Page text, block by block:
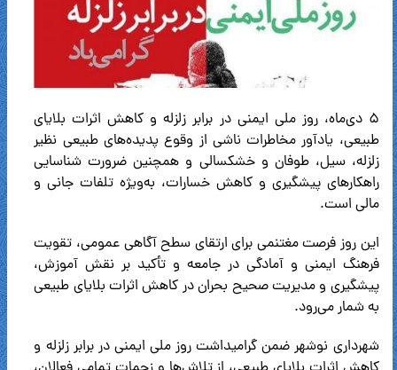
۵ دی‌ماه، روز ملی ایمنی در برابر زلزله و کاهش اثرات بلایای
طبیعی، یادآور مخاطرات ناشی از وقوع پدیده‌های طبیعی نظیر
زلزله، سیل، طوفان و خشکسالی و همچنین ضرورت شناسایی
راهکارهای پیشگیری و کاهش خسارات، به‌ویژه تلفات جانی و
مالی است.
این روز فرصت مغتنمی برای ارتقای سطح آگاهی عمومی، تقویت
فرهنگ ایمنی و آمادگی در جامعه و تأکید بر نقش آموزش،
پیشگیری و مدیریت صحیح بحران در کاهش اثرات بلایای طبیعی
به شمار می‌رود.
شهرداری نوشهر ضمن گرامیداشت روز ملی ایمنی در برابر زلزله و